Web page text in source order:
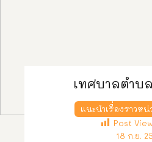
เทศบาลตำบ
แนะนำเรื่องราวหน่
Post
18 ก.ย.